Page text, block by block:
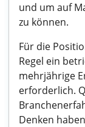
und um auf
zu können.
Für die
Regel ein
mehrjährige
erforderlich.
Denken